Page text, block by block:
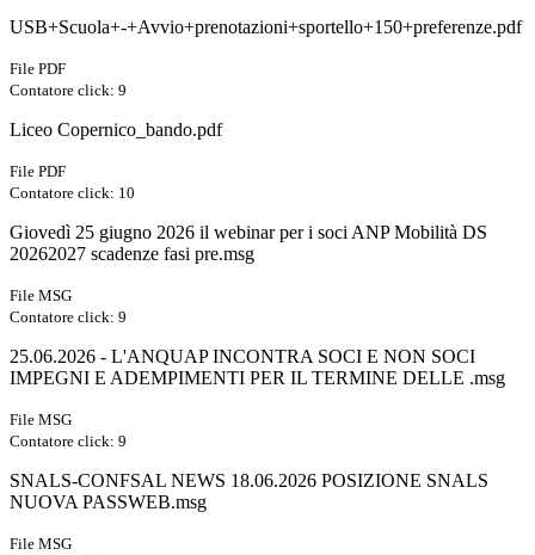
USB+Scuola+-+Avvio+prenotazioni+sportello+150+preferenze.pdf
File PDF
Contatore click: 9
Liceo Copernico_bando.pdf
File PDF
Contatore click: 10
Giovedì 25 giugno 2026 il webinar per i soci ANP Mobilità DS
20262027 scadenze fasi pre.msg
File MSG
Contatore click: 9
25.06.2026 - L'ANQUAP INCONTRA SOCI E NON SOCI
IMPEGNI E ADEMPIMENTI PER IL TERMINE DELLE .msg
File MSG
Contatore click: 9
SNALS-CONFSAL NEWS 18.06.2026 POSIZIONE SNALS
NUOVA PASSWEB.msg
File MSG